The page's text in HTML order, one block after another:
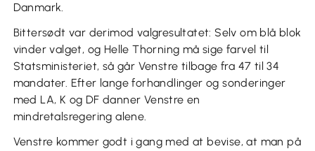
Danmark.
Bittersødt var derimod valgresultatet: Selv om blå blok
vinder valget, og Helle Thorning må sige farvel til
Statsministeriet, så går Venstre tilbage fra 47 til 34
mandater. Efter lange forhandlinger og sonderinger
med LA, K og DF danner Venstre en
mindretalsregering alene.
Venstre kommer godt i gang med at bevise, at man på